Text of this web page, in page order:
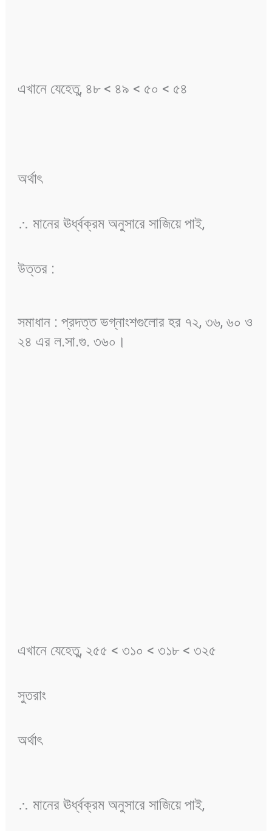
এখানে যেহেতু, ৪৮ < ৪৯ < ৫০ < ৫৪
অর্থাৎ
∴ মানের ঊর্ধ্বক্রম অনুসারে সাজিয়ে পাই,
উত্তর :
সমাধান : প্রদত্ত ভগ্নাংশগুলোর হর ৭২, ৩৬, ৬০ ও
২৪ এর ল.সা.গু. ৩৬০।
এখানে যেহেতু, ২৫৫ < ৩১০ < ৩১৮ < ৩২৫
সুতরাং
অর্থাৎ
∴ মানের ঊর্ধ্বক্রম অনুসারে সাজিয়ে পাই,